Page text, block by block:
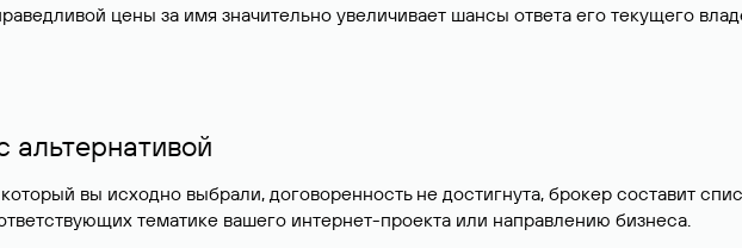
цены за имя значительно увеличивает шансы ответа его текущего
альтернативой
вы исходно выбрали, договоренность не достигнута, брокер составит
тематике вашего интернет-проекта или направлению бизнеса.